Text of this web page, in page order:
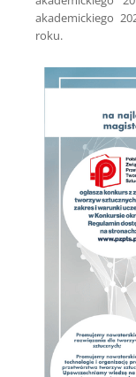
akademickiego
roku.